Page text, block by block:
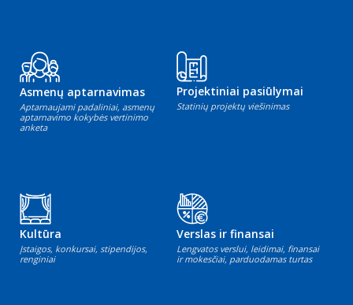
Asmenų aptarnavimas
Aptarnaujami padaliniai, asmenų
aptarnavimo kokybės vertinimo
anketa
Projektiniai pasiūlymai
Statinių projektų viešinimas
Kultūra
Įstaigos, konkursai, stipendijos,
renginiai
Verslas ir finansai
Lengvatos verslui, leidimai, finansai
ir mokesčiai, parduodamas turtas